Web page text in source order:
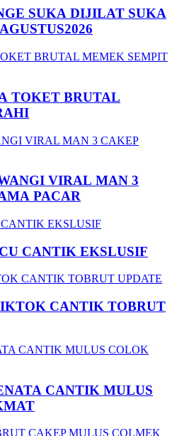
SUKA DIJILAT SUKA
TOKET BRUTAL
VIRAL MAN 3
PACAR
CANTIK EKSLUSIF
CANTIK TOBRUT
CANTIK MULUS